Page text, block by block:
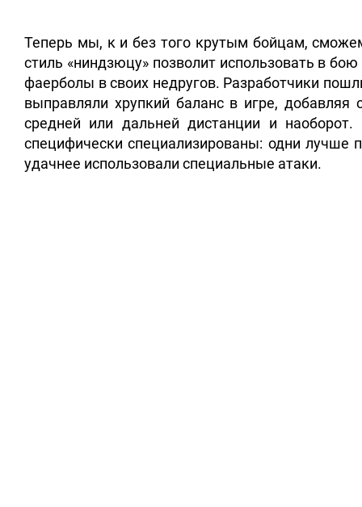
Теперь мы, к и без того крутым бойцам,
стиль «ниндзюцу» позволит использовать в
фаерболы в своих недругов. Разработчики
выправляли хрупкий баланс в игре,
средней или дальней дистанции и
специфически специализированы: одни лучше
удачнее использовали специальные атаки.